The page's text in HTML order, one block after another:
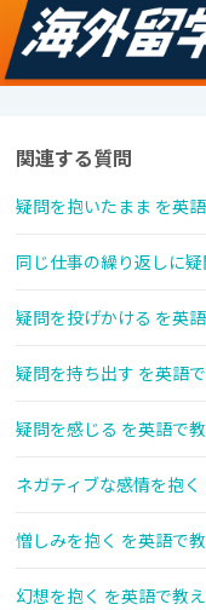
関連する質問
疑問を抱いたまま を英
同じ仕事の繰り返しに
疑問を投げかける を英
疑問を持ち出す を英語
疑問を感じる を英語で
ネガティブな感情を抱
憎しみを抱く を英語で
幻想を抱く を英語で教